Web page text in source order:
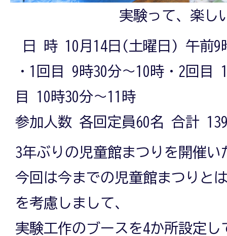
実験って、楽し
日 時 10月14日(土曜日) 午前9
・1回目 9時30分～10時・2回目
目 10時30分～11時
参加人数 各回定員60名 合計
3年ぶりの児童館まつりを開催い
今回は今までの児童館まつりと
を考慮しまして、
実験工作のブースを4か所設定